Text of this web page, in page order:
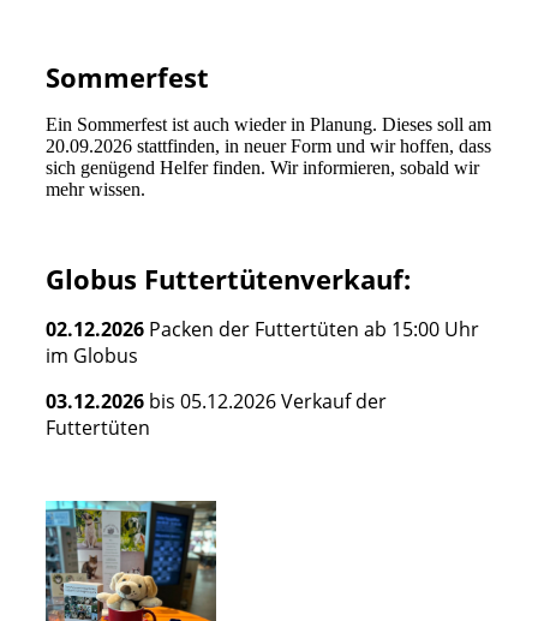
Sommerfest
Ein Sommerfest ist auch wieder in Planung. Dieses soll am
20.09.2026 stattfinden, in neuer Form und wir hoffen, dass
sich genügend Helfer finden. Wir informieren, sobald wir
mehr wissen.
Globus Futtertütenverkauf:
02.12.2026Packen der Futtertüten ab 15:00 Uhr
im Globus
03.12.2026bis 05.12.2026 Verkauf der
Futtertüten